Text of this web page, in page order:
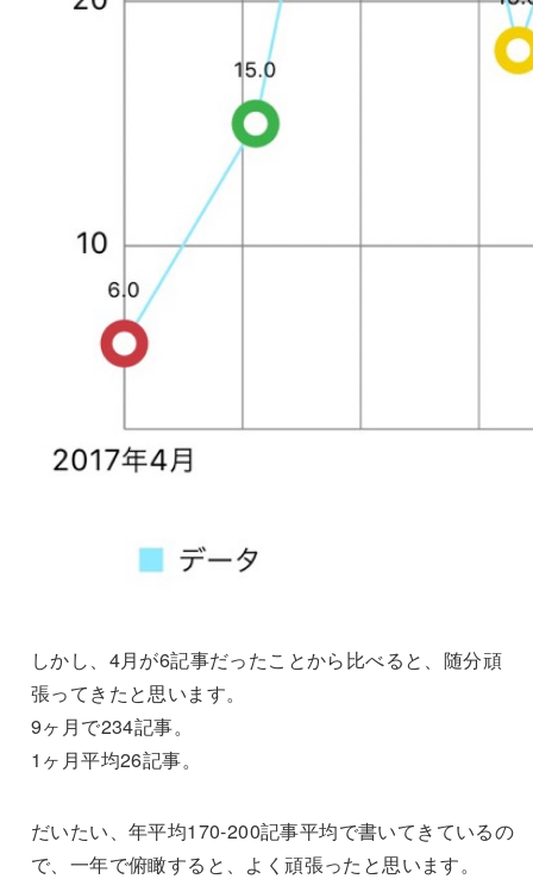
しかし、4月が6記事だったことから比べると、随分頑
張ってきたと思います。
9ヶ月で234記事。
1ヶ月平均26記事。
だいたい、年平均170-200記事平均で書いてきているの
で、一年で俯瞰すると、よく頑張ったと思います。